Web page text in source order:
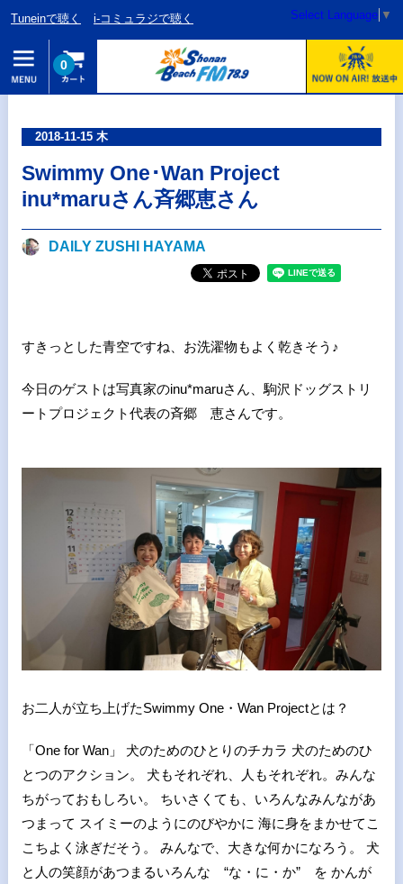
Tuneinで聴く i-コミュラジで聴く Select Language ▼
0
2018-11-15 木
Swimmy One･Wan Project
inu*maruさん斉郷恵さん
DAILY ZUSHI HAYAMA
すきっとした青空ですね、お洗濯物もよく乾きそう♪
今日のゲストは写真家のinu*maruさん、駒沢ドッグストリ
ートプロジェクト代表の斉郷 恵さんです。
お二人が立ち上げたSwimmy One・Wan Projectとは？
「One for Wan」 犬のためのひとりのチカラ 犬のためのひ
とつのアクション。 犬もそれぞれ、人もそれぞれ。みんな
ちがっておもしろい。 ちいさくても、いろんなみんながあ
つまって スイミーのようにのびやかに 海に身をまかせてこ
こちよく泳ぎだそう。 みんなで、大きな何かになろう。 犬
と人の笑顔があつまるいろんな “な・に・か” を かんが